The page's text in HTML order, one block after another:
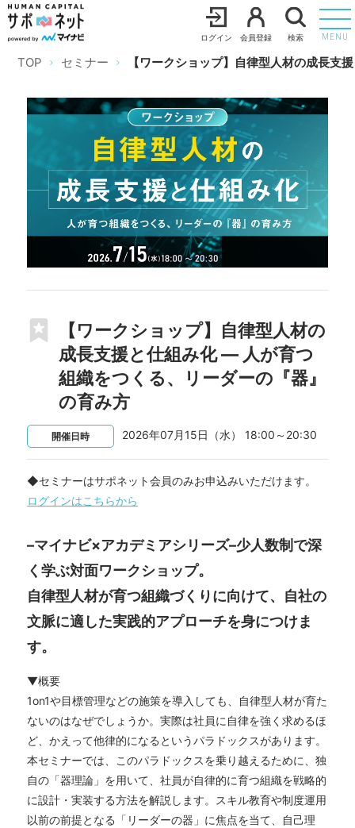
ログイン 会員登録 検索 MENU
TOP セミナー 【ワークショップ】自律型人材の成長
【ワークショップ】自律型人材の
成長支援と仕組み化 ― 人が育つ
組織をつくる、リーダーの『器』
の育み方
開催日時 2026年07月15日（水） 18:00～20:30
◆セミナーはサポネット会員のみお申込みいただけます。
ログインはこちらから
–マイナビ×アカデミアシリーズ–少人数制で深
く学ぶ対面ワークショップ。
自律型人材が育つ組織づくりに向けて、自社の
文脈に適した実践的アプローチを身につけま
す。
▼概要
1on1や目標管理などの施策を導入しても、自律型人材が育た
ないのはなぜでしょうか。実際は社員に自律を強く求めるほ
ど、かえって他律的になるというパラドックスがあります。
本セミナーでは、このパラドックスを乗り越えるために、独
自の「器理論」を用いて、社員が自律的に育つ組織を戦略的
に設計・実装する方法を解説します。スキル教育や制度運用
以前の前提となる「リーダーの器」に焦点を当て、自己理